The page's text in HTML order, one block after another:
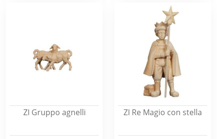
ZI Gruppo agnelli ZI Re Magio con stella